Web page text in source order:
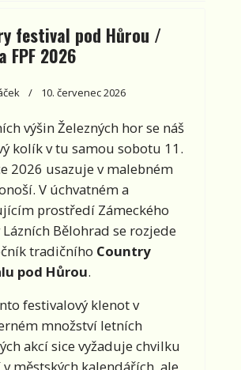
festival pod Hůrou /
FPF 2026
10. červenec 2026
výšin Železných hor se náš
kolík v tu samou sobotu 11.
2026 usazuje v malebném
V úchvatném a
prostředí Zámeckého
Bělohrad se rozjede
tradičního Country
pod Hůrou.
festivalový klenot v
množství letních
akcí sice vyžaduje chvilku
městských kalendářích, ale